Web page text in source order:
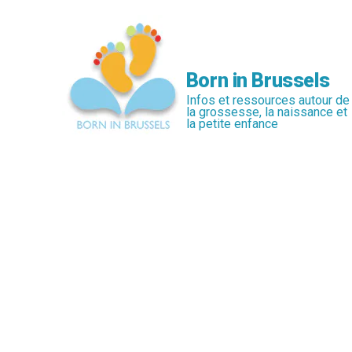
Born in Brussels
Infos et ressources autour de
la grossesse, la naissance et
la petite enfance